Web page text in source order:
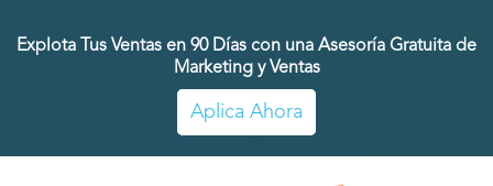
Explota Tus Ventas en 90 Días con una Asesoría Gratuita de
Marketing y Ventas
Aplica Ahora